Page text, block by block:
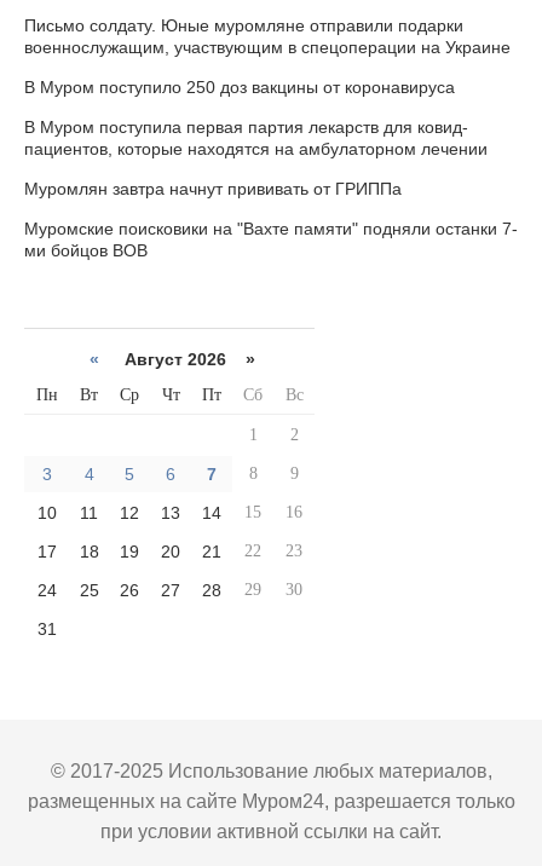
Письмо солдату. Юные муромляне отправили подарки
военнослужащим, участвующим в спецоперации на Украине
В Муром поступило 250 доз вакцины от коронавируса
В Муром поступила первая партия лекарств для ковид-
пациентов, которые находятся на амбулаторном лечении
Муромлян завтра начнут прививать от ГРИППа
Муромские поисковики на "Вахте памяти" подняли останки 7-
ми бойцов ВОВ
« Август 2026 »
Пн Вт Ср Чт Пт Сб Вс
1 2
3 4 5 6 7 8 9
10 11 12 13 14 15 16
17 18 19 20 21 22 23
24 25 26 27 28 29 30
31
© 2017-2025 Использование любых материалов,
размещенных на сайте Муром24, разрешается только
при условии активной ссылки на сайт.